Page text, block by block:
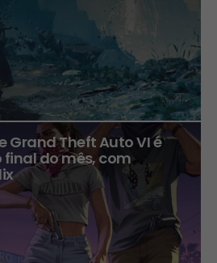
Grand Theft Auto VI é
do mês, com